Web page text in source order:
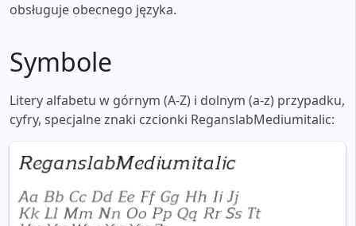
obsługuje obecnego języka.
Symbole
Litery alfabetu w górnym (A-Z) i dolnym (a-z) przypadku,
cyfry, specjalne znaki czcionki ReganslabMediumitalic: